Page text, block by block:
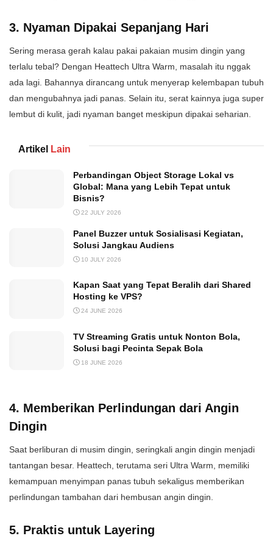
3. Nyaman Dipakai Sepanjang Hari
Sering merasa gerah kalau pakai pakaian musim dingin yang
terlalu tebal? Dengan Heattech Ultra Warm, masalah itu nggak
ada lagi. Bahannya dirancang untuk menyerap kelembapan tubuh
dan mengubahnya jadi panas. Selain itu, serat kainnya juga super
lembut di kulit, jadi nyaman banget meskipun dipakai seharian.
Artikel Lain
Perbandingan Object Storage Lokal vs
Global: Mana yang Lebih Tepat untuk
Bisnis?
22 JULY 2026
Panel Buzzer untuk Sosialisasi Kegiatan,
Solusi Jangkau Audiens
10 JULY 2026
Kapan Saat yang Tepat Beralih dari Shared
Hosting ke VPS?
24 JUNE 2026
TV Streaming Gratis untuk Nonton Bola,
Solusi bagi Pecinta Sepak Bola
18 JUNE 2026
4. Memberikan Perlindungan dari Angin
Dingin
Saat berliburan di musim dingin, seringkali angin dingin menjadi
tantangan besar. Heattech, terutama seri Ultra Warm, memiliki
kemampuan menyimpan panas tubuh sekaligus memberikan
perlindungan tambahan dari hembusan angin dingin.
5. Praktis untuk Layering